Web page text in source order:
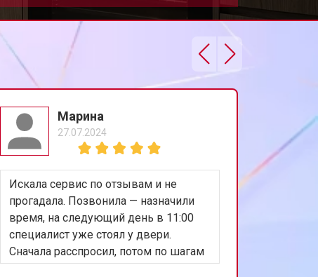
Марина
27.07.2024
Искала сервис по отзывам и не
прогадала. Позвонила — назначили
время, на следующий день в 11:00
специалист уже стоял у двери.
Сначала расспросил, потом по шагам
проверил машину. Нашёл